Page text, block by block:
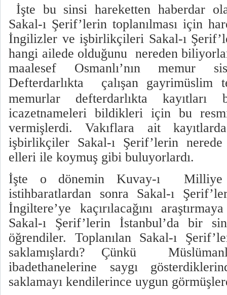
İşte bu sinsi hareketten haberdar
Sakal-ı Şerif’lerin toplanılması için
İngilizler ve işbirlikçileri Sakal-ı
hangi ailede olduğunu nereden
maalesef Osmanlı’nın memur
Defterdarlıkta
çalışan gayrimüslim
memurlar defterdarlıkta
icazetnameleri bildikleri için bu
vermişlerdi. Vakıflara ait
işbirlikçiler Sakal-ı Şerif’lerin
elleri ile koymuş gibi buluyorlardı.
İşte o dönemin Kuvay-ı
istihbaratlardan sonra Sakal-ı
İngiltere’ye kaçırılacağını
Sakal-ı Şerif’lerin İstanbul’da bir
öğrendiler. Toplanılan Sakal-ı
saklamışlardı? Çünkü
ibadethanelerine saygı
saklamayı kendilerince uygun